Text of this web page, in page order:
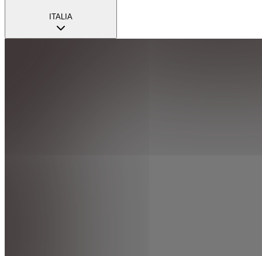
ITALIA